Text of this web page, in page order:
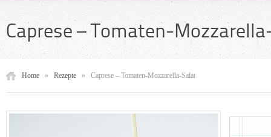
Caprese – Tomaten-
Home » Rezepte » Caprese – Tomaten-Mozzarella-Salat